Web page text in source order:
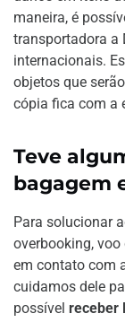
maneira, é
transportadora a
internacionais.
objetos que
cópia fica com a
Teve
bagagem
Para solucionar
overbooking,
em contato com
cuidamos dele
possível receber